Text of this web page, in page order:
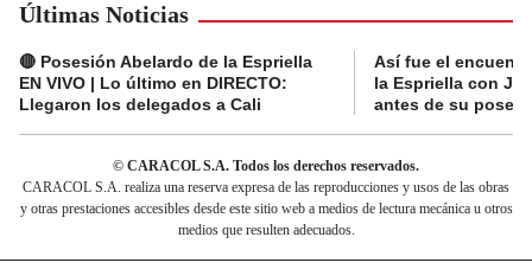
Últimas Noticias
🔴 Posesión Abelardo de la Espriella
EN VIVO | Lo último en DIRECTO:
Llegaron los delegados a Cali
Así fue el
la Espriella con
antes de su
© CARACOL S.A. Todos los derechos reservados.
CARACOL S.A. realiza una reserva expresa de las reproducciones y usos de las obras
y otras prestaciones accesibles desde este sitio web a medios de lectura mecánica u otros
medios que resulten adecuados.